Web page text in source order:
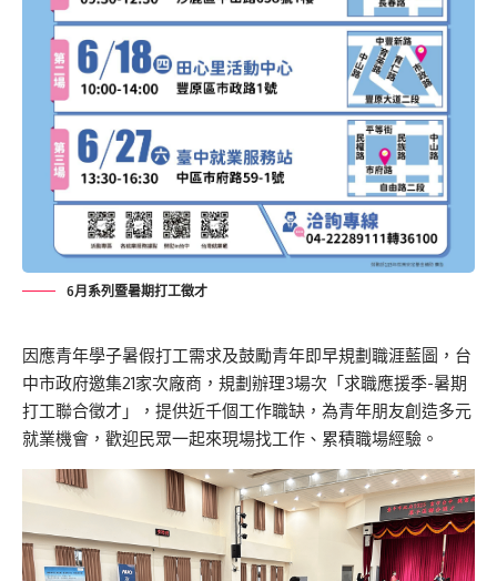
6月系列暨暑期打工徵才
因應青年學子暑假打工需求及鼓勵青年即早規劃職涯藍圖，台
中市政府邀集21家次廠商，規劃辦理3場次「求職應援季-暑期
打工聯合徵才」，提供近千個工作職缺，為青年朋友創造多元
就業機會，歡迎民眾一起來現場找工作、累積職場經驗。